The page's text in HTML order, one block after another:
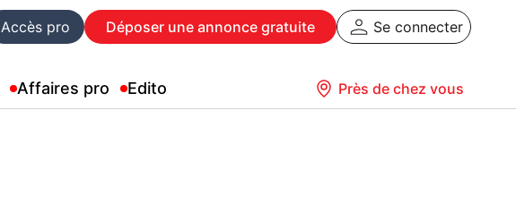
Accès pro Déposer une annonce gratuite Se connecter
Affaires pro Edito Près de chez vous